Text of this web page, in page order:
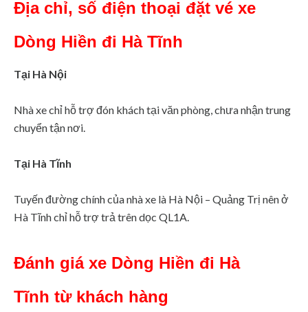
Địa chỉ, số điện thoại đặt vé xe
Dòng Hiền đi Hà Tĩnh
Tại Hà Nội
Nhà xe chỉ hỗ trợ đón khách tại văn phòng, chưa nhận trung
chuyển tận nơi.
Tại Hà Tĩnh
Tuyến đường chính của nhà xe là Hà Nội – Quảng Trị nên ở
Hà Tĩnh chỉ hỗ trợ trả trên dọc QL1A.
Đánh giá xe Dòng Hiền đi Hà
Tĩnh từ khách hàng